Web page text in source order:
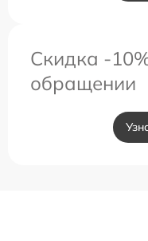
Скидка -
обращении